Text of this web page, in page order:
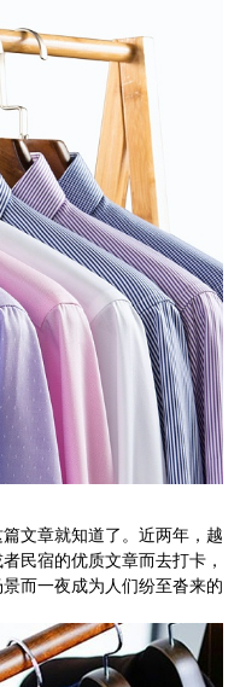
文章就知道了。近两年，越
民宿的优质文章而去打卡，
而一夜成为人们纷至沓来的